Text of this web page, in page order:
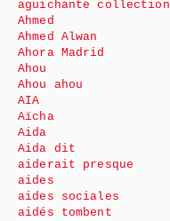
aguichante collection
Ahmed
Ahmed Alwan
Ahora Madrid
Ahou
Ahou ahou
AIA
Aïcha
Aida
Aida dit
aiderait presque
aides
aides sociales
aidés tombent